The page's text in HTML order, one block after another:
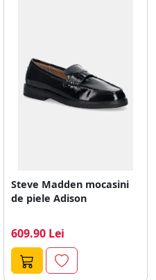
Steve Madden mocasini
de piele Adison
609.90 Lei